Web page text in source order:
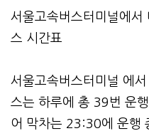
본문
서울고속버스터미널에서
스 시간표
서울고속버스터미널 에
스는 하루에 총 39번 운
어 막차는 23:30에 운행